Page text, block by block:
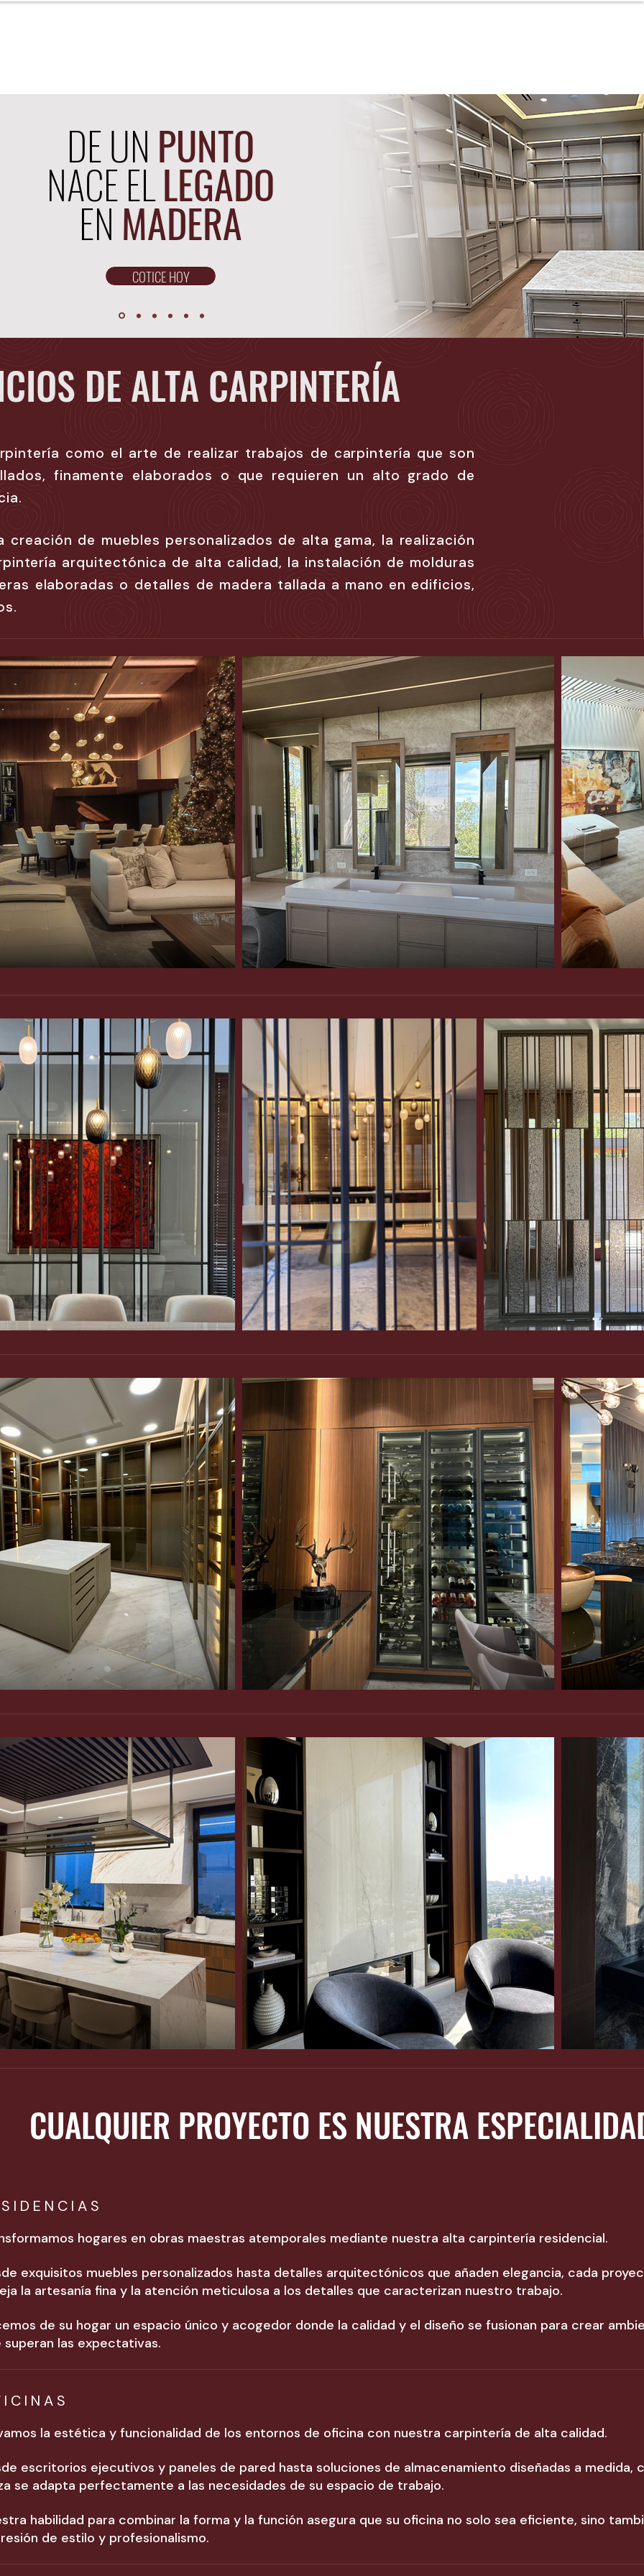
DE UN PUNTO
NACE ELLEGADO
EN MADERA
COTICE HOY
DE ALTA CARPINTERÍA
como el arte de realizar trabajos de carpintería que son
finamente elaborados o que requieren un alto grado de
creación de muebles personalizados de alta gama, la realización
arquitectónica de alta calidad, la instalación de molduras
elaboradas o detalles de madera tallada a mano en edificios,
CUALQUIER PROYECTO ES NUESTRA
hogares en obras maestras atemporales mediante nuestra alta carpintería residencial.
exquisitos muebles personalizados hasta detalles arquitectónicos que añaden elegancia, cada
la artesanía fina y la atención meticulosa a los detalles que caracterizan nuestro trabajo.
de su hogar un espacio único y acogedor donde la calidad y el diseño se fusionan para crear
superan las expectativas.
la estética y funcionalidad de los entornos de oficina con nuestra carpintería de alta calidad.
escritorios ejecutivos y paneles de pared hasta soluciones de almacenamiento diseñadas a medida,
se adapta perfectamente a las necesidades de su espacio de trabajo.
habilidad para combinar la forma y la función asegura que su oficina no solo sea eficiente, sino
de estilo y profesionalismo.